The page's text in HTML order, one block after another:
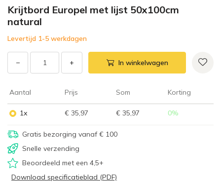
Krijtbord Europel met lijst 50x100cm
natural
Levertijd 1-5 werkdagen
− + In winkelwagen
Aantal Prijs Som Korting
1x € 35,97 € 35,97 0%
Gratis bezorging vanaf € 100
Snelle verzending
Beoordeeld met een 4,5+
Download specificatieblad (PDF)